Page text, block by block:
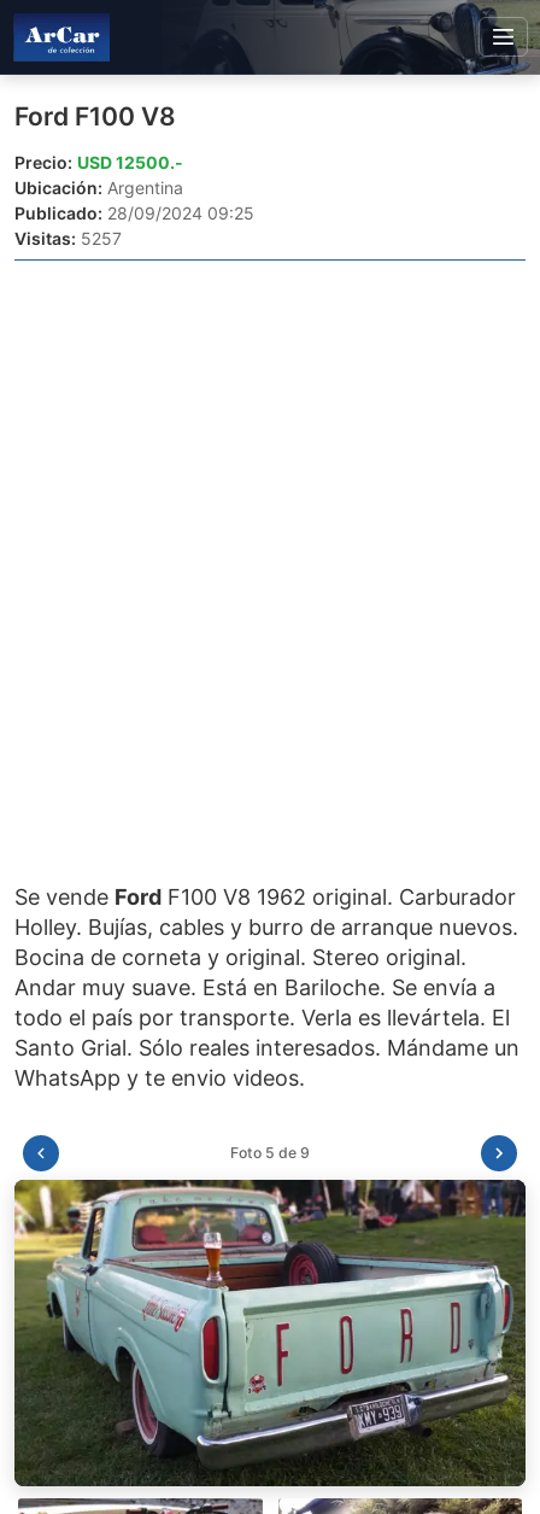
Ford F100 V8
Precio: USD 12500.-
Ubicación: Argentina
Publicado: 28/09/2024 09:25
Visitas: 5257
Se vende Ford F100 V8 1962 original. Carburador
Holley. Bujías, cables y burro de arranque nuevos.
Bocina de corneta y original. Stereo original.
Andar muy suave. Está en Bariloche. Se envía a
todo el país por transporte. Verla es llevártela. El
Santo Grial. Sólo reales interesados. Mándame un
Foto 6 de 9